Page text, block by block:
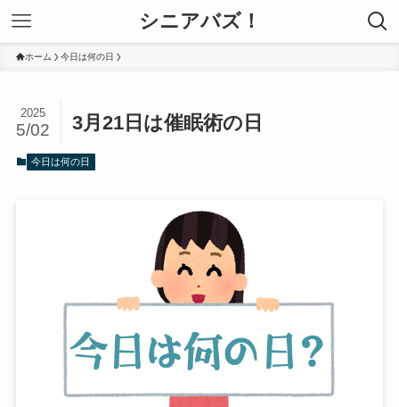
シニアバズ！
ホーム 今日は何の日
3月21日は催眠術の日
2025
5/02
今日は何の日